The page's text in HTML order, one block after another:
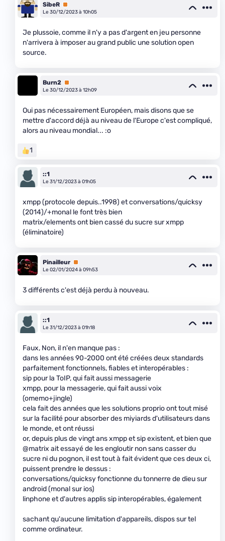
SibeR Premium
Le 30/12/2023 à 10h05
Je plussoie, comme il n'y a pas d'argent en jeu personne
n'arrivera à imposer au grand public une solution open
source.
Burn2 Premium
Le 30/12/2023 à 12h09
Oui pas nécessairement Européen, mais disons que se
mettre d'accord déjà au niveau de l'Europe c'est compliqué,
alors au niveau mondial... :o
1
::1
Le 31/12/2023 à 01h05
xmpp (protocole depuis..1998) et conversations/quicksy
(2014)/+monal le font très bien
matrix/elements ont bien cassé du sucre sur xmpp
(éliminatoire)
Pinailleur Premium
Le 02/01/2024 à 09h53
3 différents c'est déjà perdu à nouveau.
::1
Le 31/12/2023 à 01h18
Faux, Non, il n'en manque pas :
dans les années 90-2000 ont été créées deux standards
parfaitement fonctionnels, fiables et interopérables :
sip pour la ToIP, qui fait aussi messagerie
xmpp, pour la messagerie, qui fait aussi voix
(omemo+jingle)
cela fait des années que les solutions proprio ont tout misé
sur la facilité pour absorber des miyiards d'utilisateurs dans
le monde, et ont réussi
or, depuis plus de vingt ans xmpp et sip existent, et bien que
@matrix ait essayé de les engloutir non sans casser du
sucre ni du pognon, il est tout à fait évident que ces deux ci,
puissent prendre le dessus :
conversations/quicksy fonctionne du tonnerre de dieu sur
android (monal sur ios)
linphone et d'autres applis sip interopérables, également
sachant qu'aucune limitation d'appareils, dispos sur tel
comme ordinateur.